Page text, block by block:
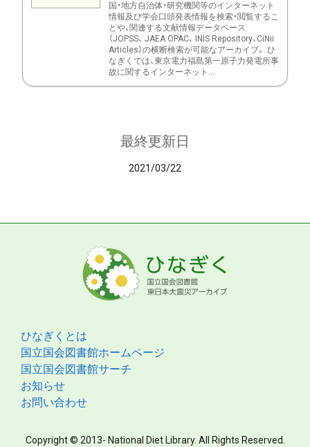
国・地方自治体・研究機関等のインターネット
情報及び学会口頭発表情報を検索・閲覧するこ
とや、関連する文献情報データベース
（JOPSS、 JAEA OPAC、 INIS Repository、CiNii
Articles）の横断検索が可能なアーカイブ。 ひ
なぎくでは、東京電力福島第一原子力発電所事
故に関するインターネット...
最終更新日
2021/03/22
ひなぎくとは
国立国会図書館ホームページ
国立国会図書館サーチ
お知らせ
お問い合わせ
Copyright © 2013- National Diet Library. All Rights Reserved.